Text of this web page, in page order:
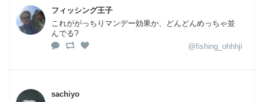
フィッシング王子
これががっちりマンデー効果か、どんどんめっちゃ並
んでる?
@fishing_ohhhji
sachiyo